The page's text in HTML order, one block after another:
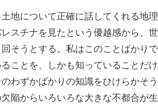
地について正確に話してくれる地
スチナを見たという優越感から、
そうとする。私はこのことばかり
ことを、しかも知っていることだけ
わずかばかりの知識をひけらかそう
陥からいろいろな大きな不都合が